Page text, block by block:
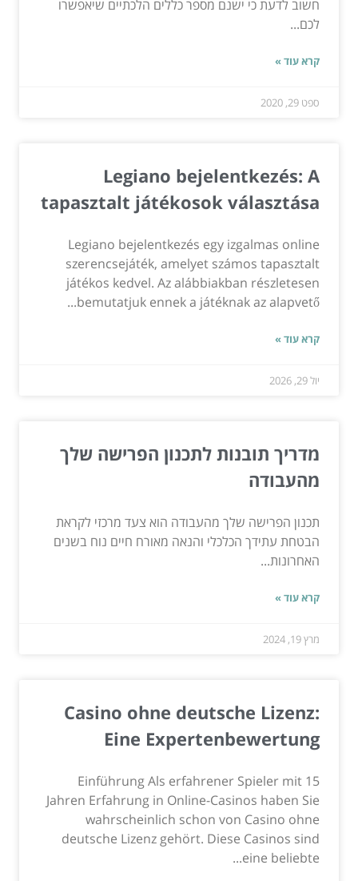
חשוב לדעת כי ישנם מספר כללים הלכתיים שיאפשרו
לכם...
קרא עוד »
ספט 29, 2020
Legiano bejelentkezés: A
tapasztalt játékosok választása
Legiano bejelentkezés egy izgalmas online
szerencsejáték, amelyet számos tapasztalt
játékos kedvel. Az alábbiakban részletesen
bemutatjuk ennek a játéknak az alapvető...
קרא עוד »
יול 29, 2026
מדריך תובנות לתכנון הפרישה שלך
מהעבודה
תכנון הפרישה שלך מהעבודה הוא צעד מרכזי לקראת
הבטחת עתידך הכלכלי והנאה מאורח חיים נוח בשנים
האחרונות...
קרא עוד »
מרץ 19, 2024
Casino ohne deutsche Lizenz:
Eine Expertenbewertung
Einführung Als erfahrener Spieler mit 15
Jahren Erfahrung in Online-Casinos haben Sie
wahrscheinlich schon von Casino ohne
deutsche Lizenz gehört. Diese Casinos sind
eine beliebte...